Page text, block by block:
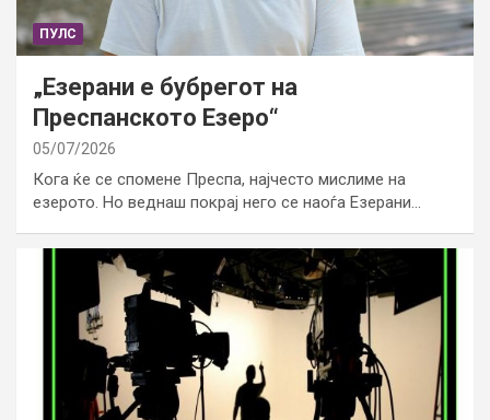
ПУЛС
„Езерани е бубрегот на
Преспанското Езеро“
05/07/2026
Кога ќе се спомене Преспа, најчесто мислиме на
езерото. Но веднаш покрај него се наоѓа Езерани…